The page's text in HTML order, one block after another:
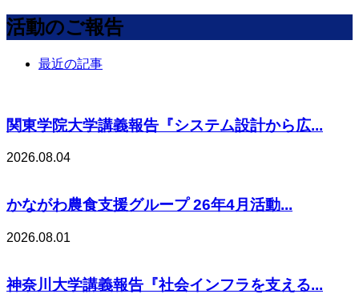
活動のご報告
最近の記事
関東学院大学講義報告『システム設計から広...
2026.08.04
かながわ農食支援グループ 26年4月活動...
2026.08.01
神奈川大学講義報告『社会インフラを支える...